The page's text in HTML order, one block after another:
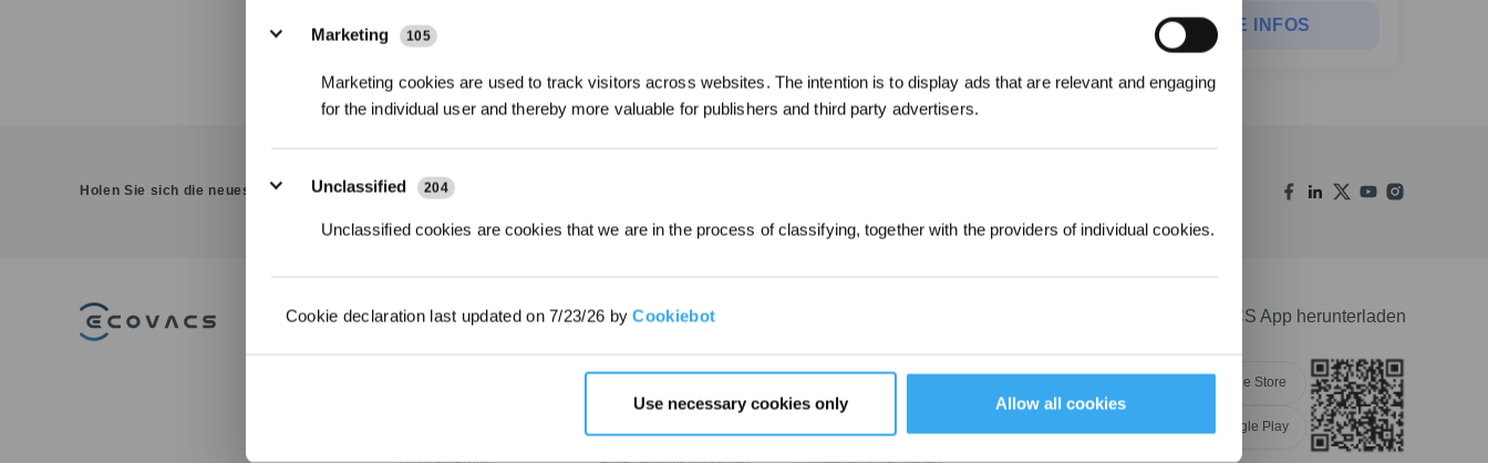
Marketing 105
Marketing cookies are used to track visitors across websites. The intention is to display ads that are relevant and engaging
for the individual user and thereby more valuable for publishers and third party advertisers.
Unclassified 204
Unclassified cookies are cookies that we are in the process of classifying, together with the providers of individual cookies.
Cookie declaration last updated on 7/23/26 byCookiebot
Use necessary cookies only Allow all cookies
WEITERE INFOS
Holen Sie sich die neuesten Nachrichten von ECOVACS
PRODUKTE INNOVATIONEN
OZMO ROLLER
Wischwalze
BLAST: Saugtechnologie
Leistungsstarkes und
genaues Mähen mit Tempo
Support Center
Garantiebedingungen
ECOVACS Rewards-
MITGLIEDSCHAFTSBEDINGUNGEN
ECOVACS App herunterladen
Apple Store
Google Play
*Neu registrierte Benutzer können 3000 Punkte
verwenden, um einen Rabatt von 30 € auf ihre erste
überschreitet.